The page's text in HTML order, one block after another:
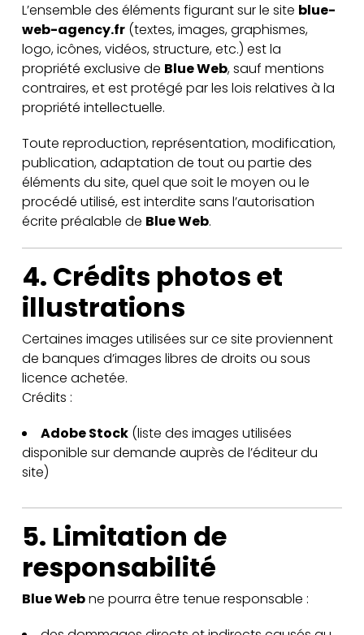
L’ensemble des éléments figurant sur le site blue-
web-agency.fr (textes, images, graphismes,
logo, icônes, vidéos, structure, etc.) est la
propriété exclusive de Blue Web, sauf mentions
contraires, et est protégé par les lois relatives à la
propriété intellectuelle.
Toute reproduction, représentation, modification,
publication, adaptation de tout ou partie des
éléments du site, quel que soit le moyen ou le
procédé utilisé, est interdite sans l’autorisation
écrite préalable de Blue Web.
4. Crédits photos et
illustrations
Certaines images utilisées sur ce site proviennent
de banques d’images libres de droits ou sous
licence achetée.
Crédits :
Adobe Stock (liste des images utilisées
disponible sur demande auprès de l’éditeur du
site)
5. Limitation de
responsabilité
Blue Webne pourra être tenue responsable :